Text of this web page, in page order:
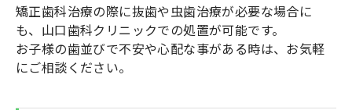
矯正歯科治療の際に抜歯や虫歯治療が必要な場合に
も、山口歯科クリニックでの処置が可能です。
お子様の歯並びで不安や心配な事がある時は、お気軽
にご相談ください。